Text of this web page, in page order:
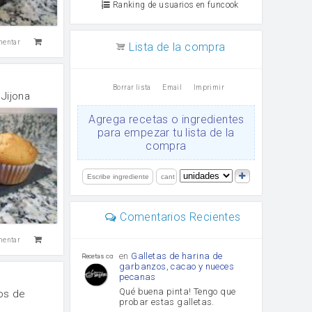
de
Ranking de usuarios en funcook
Lista de la compra
Borrar lista Email Imprimir
Agrega recetas o ingredientes
para empezar tu lista de la
compra
Comentarios Recientes
Recetas con sazon
en Galletas de harina de
garbanzos, cacao y nueces
pecanas
Qué buena pinta! Tengo que
probar estas galletas.